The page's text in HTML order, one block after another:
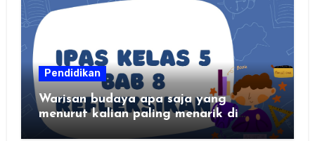
Pendidikan
Warisan budaya apa saja yang
menurut kalian paling menarik di